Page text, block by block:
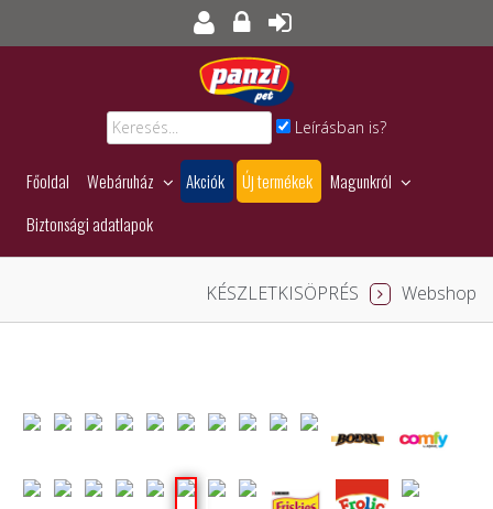
Leírásban is?
Főoldal Webáruház Akciók Új termékek
Magunkról
Biztonsági adatlapok
Webshop
KÉSZLETKISÖPRÉS